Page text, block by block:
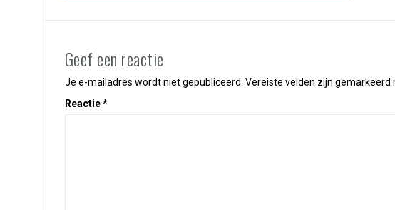
Geef een reactie
Je e-mailadres wordt niet gepubliceerd. Vereiste velden zijn gemarkeerd
Reactie*